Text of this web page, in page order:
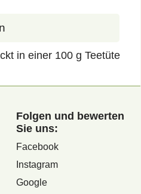
in einer 100 g Teetüte
Folgen und bewerten
Sie uns:
Facebook
Instagram
Google